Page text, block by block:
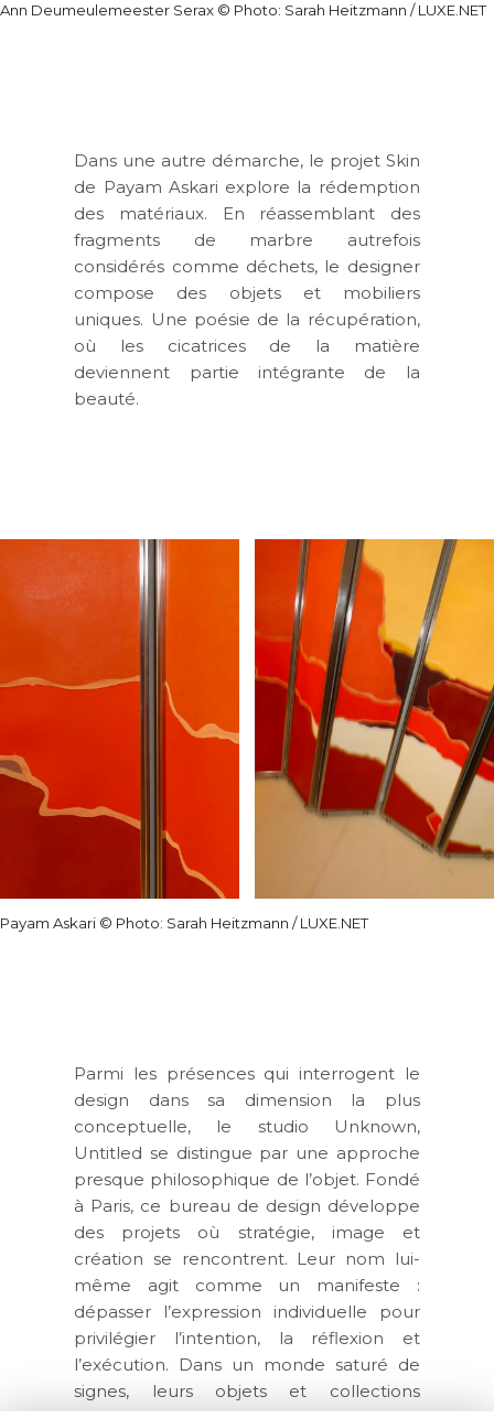
Ann Deumeulemeester Serax © Photo: Sarah Heitzmann / LUXE.NET
Dans une autre démarche, le projet Skin
de Payam Askari explore la rédemption
des matériaux. En réassemblant des
fragments de marbre autrefois
considérés comme déchets, le designer
compose des objets et mobiliers
uniques. Une poésie de la récupération,
où les cicatrices de la matière
deviennent partie intégrante de la
beauté.
Payam Askari © Photo: Sarah Heitzmann / LUXE.NET
Parmi les présences qui interrogent le
design dans sa dimension la plus
conceptuelle, le studio
Unknown,
Untitled se distingue par une approche
presque philosophique de l’objet. Fondé
à Paris, ce bureau de design développe
des projets où stratégie, image et
création se rencontrent. Leur nom lui-
même agit comme un manifeste :
dépasser l’expression individuelle pour
privilégier l’intention, la réflexion et
l’exécution. Dans un monde saturé de
signes, leurs objets et collections